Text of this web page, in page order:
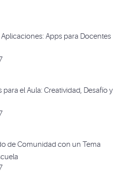
Aplicaciones: Apps para Docentes
para el Aula: Creatividad, Desafío y
de Comunidad con un Tema